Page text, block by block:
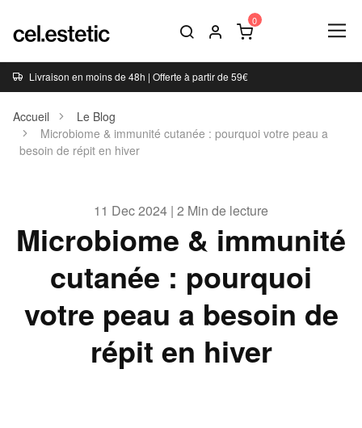
Livraison en moins de 48h | Offerte à partir de 59€
Accueil
Le Blog
Microbiome & immunité cutanée : pourquoi votre peau a
besoin de répit en hiver
11 Dec 2024 | 2 Min de lecture
Microbiome & immunité
cutanée : pourquoi
votre peau a besoin de
répit en hiver